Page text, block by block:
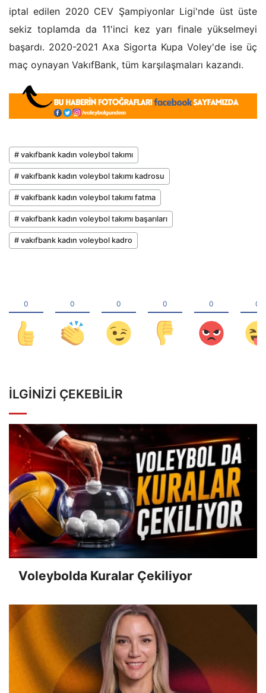
iptal edilen 2020 CEV Şampiyonlar Ligi'nde üst üste
sekiz toplamda da 11'inci kez yarı finale yükselmeyi
başardı. 2020-2021 Axa Sigorta Kupa Voley'de ise üç
maç oynayan VakıfBank, tüm karşılaşmaları kazandı.
# vakıfbank kadın voleybol takımı
# vakıfbank kadın voleybol takımı kadrosu
# vakıfbank kadın voleybol takımı fatma
# vakıfbank kadın voleybol takımı başarıları
# vakıfbank kadın voleybol kadro
İLGINIZI ÇEKEBILIR
Voleybolda Kuralar Çekiliyor